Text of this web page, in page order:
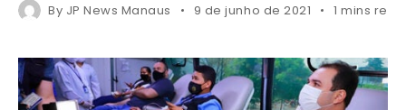
By JP News Manaus 9 de junho de 2021 1 mins read